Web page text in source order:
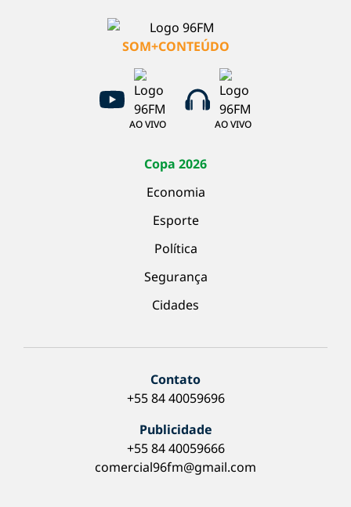
SOM+CONTEÚDO
AO VIVO AO VIVO
Copa 2026
Economia
Esporte
Política
Segurança
Cidades
Contato
+55 84 40059696
Publicidade
+55 84 40059666
comercial96fm@gmail.com